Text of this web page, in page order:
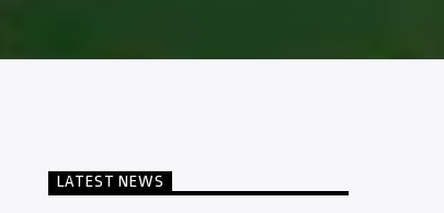
LATEST NEWS